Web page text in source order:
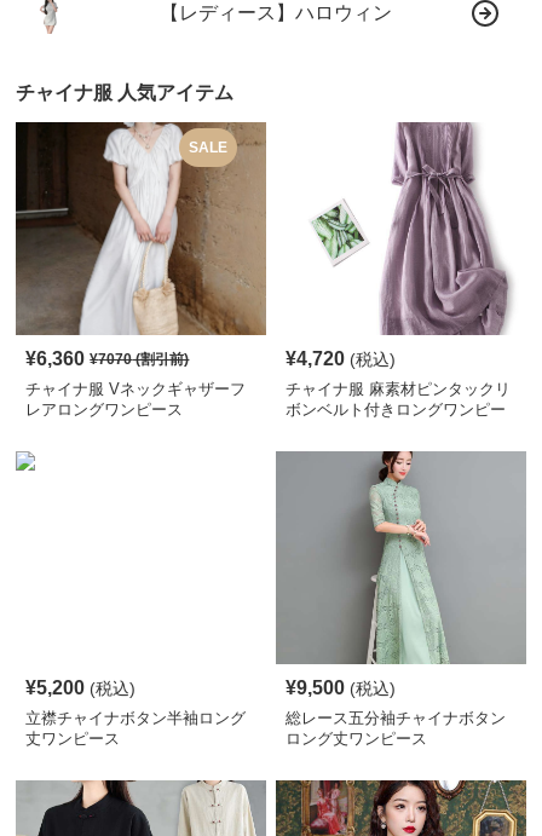
【レディース】ハロウィン
チャイナ服 人気アイテム
SALE
¥6,360 ¥7070(割引前)
チャイナ服 Vネックギャザーフ
レアロングワンピース
¥4,720 (税込)
チャイナ服 麻素材ピンタックリ
ボンベルト付きロングワンピー
¥5,200 (税込)
立襟チャイナボタン半袖ロング
丈ワンピース
¥9,500 (税込)
総レース五分袖チャイナボタン
ロング丈ワンピース